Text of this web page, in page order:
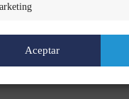
Aceptar
El